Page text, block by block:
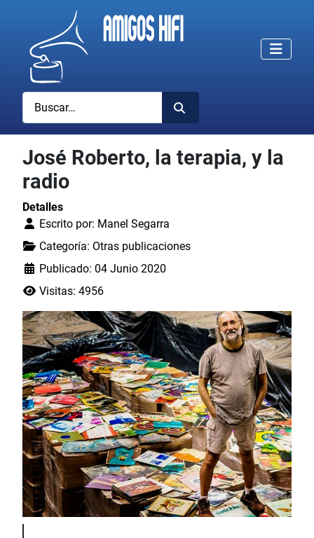
Buscar
José Roberto, la terapia, y la
radio
Detalles
Escrito por: Manel Segarra
Categoría: Otras publicaciones
Publicado: 04 Junio 2020
Visitas: 4956